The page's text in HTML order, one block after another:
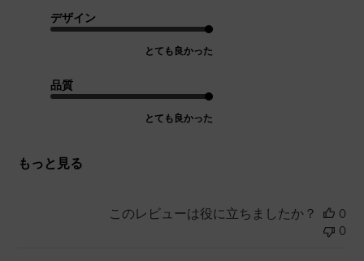
デザイン
とても良かった
品質
とても良かった
もっと見る
このレビューは役に立ちましたか？
0
0